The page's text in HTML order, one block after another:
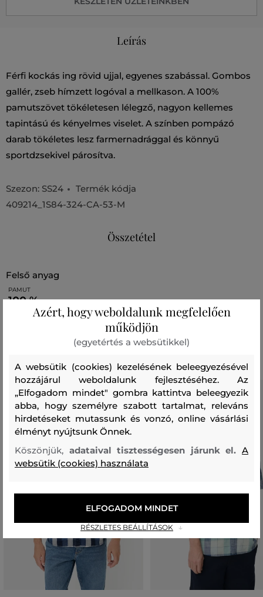
Leírás
Férfi kockás ing rövid ujjal, egyenes szabással. Gombos
gallér, zseb hímzett logóval a mellkason. A 100%
pamutszövet tökéletesen lélegző, nagyon kellemes
tapintású és kényelmes viselet. A színben pompázó
darab tökéletes lesz farmernadrággal és könnyű
sportdzsekivel párosítva.
Szezon: SS24
Termék kódja
409214_1S84-324-CA-53-M
Összetétel
felső anyag
PAMUT
100 %
Ajánlott termékek
Azért, hogy weboldalunk megfelelően
működjön
(egyetértés a websütikkel)
A websütik (cookies) kezelésének beleegyezésével
hozzájárul weboldalunk fejlesztéséhez. Az
„Elfogadom mindet" gombra kattintva beleegyezik
abba, hogy személyre szabott tartalmat, releváns
hirdetéseket mutassunk és vonzó, online vásárlási
élményt nyújtsunk Önnek.
Köszönjük, adataival tisztességesen járunk el.A
websütik (cookies) használata
RÉSZLETES BEÁLLÍTÁSOK
ELFOGADOM MINDET